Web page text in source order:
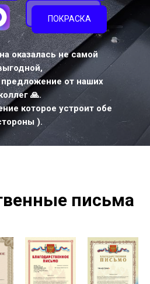
оказалась не самой
от наших
🙏.
которое устроит обе
).
ПОКРАСКА
письма